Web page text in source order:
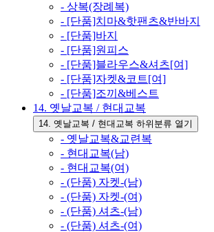
- 상복(장례복)
- [단품]치마&핫팬츠&반바지
- [단품]바지
- [단품]원피스
- [단품]블라우스&셔츠[여]
- [단품]자켓&코트[여]
- [단품]조끼&베스트
14. 옛날교복 / 현대교복
14. 옛날교복 / 현대교복 하위분류 열기
- 옛날교복&교련복
- 현대교복(남)
- 현대교복(여)
- (단품) 자켓-(남)
- (단품) 자켓-(여)
- (단품) 셔츠-(남)
- (단품) 셔츠-(여)